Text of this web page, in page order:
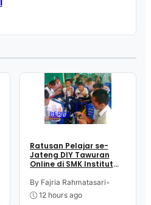
BERITA
Ratusan Pelajar se-
Jateng DIY Tawuran
Online di SMK Institut
Perebutkan Trofi dan
Uang Pembinaan
By Fajria Rahmatasari•
12 hours ago